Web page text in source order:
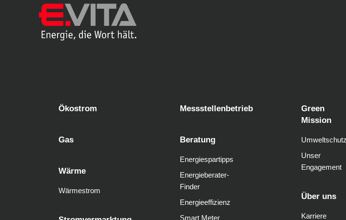
Ökostrom
Gas
Wärme
Wärmestrom
Messstellenbetrieb
Beratung
Energiespartipps
Energieberater-
Finder
Energieeffizienz
Smart Meter
Green
Mission
Umweltschutz
Unser
Engagement
Über uns
Karriere